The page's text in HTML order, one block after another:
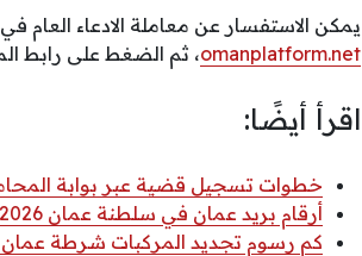
يمكن الاستفسار عن معاملة الادعاء العام
omanplatform.net، ثم الضغط على رابط
اقرأ أيضًا:
خطوات تسجيل قضية عبر بوابة
أرقام بريد عمان في سلطنة عمان 2026 خدمة العملاء
كم رسوم تجديد المركبات شرطة عمان